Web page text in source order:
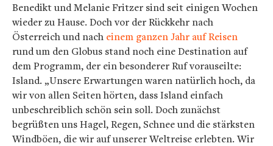
Benedikt und Melanie Fritzer sind seit einigen Wochen
wieder zu Hause. Doch vor der Rückkehr nach
Österreich und nach einem ganzen Jahr auf Reisen
rund um den Globus stand noch eine Destination auf
dem Programm, der ein besonderer Ruf vorauseilte:
Island. „Unsere Erwartungen waren natürlich hoch, da
wir von allen Seiten hörten, dass Island einfach
unbeschreiblich schön sein soll. Doch zunächst
begrüßten uns Hagel, Regen, Schnee und die stärksten
Windböen, die wir auf unserer Weltreise erlebten. Wir